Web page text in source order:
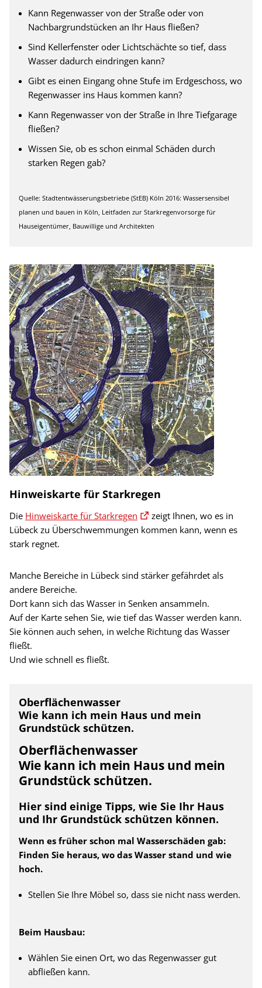
Kann Regenwasser von der Straße oder von
Nachbargrundstücken an Ihr Haus fließen?
Sind Kellerfenster oder Lichtschächte so tief, dass
Wasser dadurch eindringen kann?
Gibt es einen Eingang ohne Stufe im Erdgeschoss, wo
Regenwasser ins Haus kommen kann?
Kann Regenwasser von der Straße in Ihre Tiefgarage
fließen?
Wissen Sie, ob es schon einmal Schäden durch
starken Regen gab?
Quelle: Stadtentwässerungsbetriebe (StEB) Köln 2016: Wassersensibel
planen und bauen in Köln, Leitfaden zur Starkregenvorsorge für
Hauseigentümer, Bauwillige und Architekten
Hinweiskarte für Starkregen
Die Hinweiskarte für Starkregen
zeigt Ihnen, wo es in
Lübeck zu Überschwemmungen kommen kann, wenn es
stark regnet.
Manche Bereiche in Lübeck sind stärker gefährdet als
andere Bereiche.
Dort kann sich das Wasser in Senken ansammeln.
Auf der Karte sehen Sie, wie tief das Wasser werden kann.
Sie können auch sehen, in welche Richtung das Wasser
fließt.
Und wie schnell es fließt.
Oberflächenwasser
Wie kann ich mein Haus und mein
Grundstück schützen.
Oberflächenwasser
Wie kann ich mein Haus und mein
Grundstück schützen.
Hier sind einige Tipps, wie Sie Ihr Haus
und Ihr Grundstück schützen können.
Wenn es früher schon mal Wasserschäden gab:
Finden Sie heraus, wo das Wasser stand und wie
hoch.
Stellen Sie Ihre Möbel so, dass sie nicht nass werden.
Beim Hausbau:
Wählen Sie einen Ort, wo das Regenwasser gut
abfließen kann.